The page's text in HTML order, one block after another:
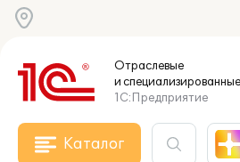
Отраслевые
и специализированные
1С:Предприятие
Каталог